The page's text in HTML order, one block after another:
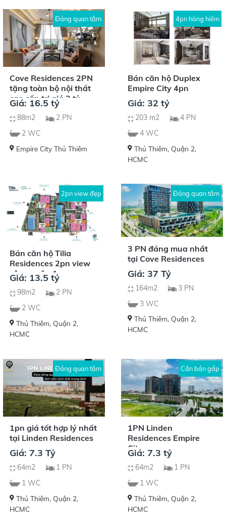
Đáng quan tâm
Cove Residences 2PN
tặng toàn bộ nội thất
cao cấp trị giá 2 tỷ
Giá: 16.5 tỷ
88m2
2 PN
2 WC
Empire City Thủ Thiêm
4pn hàng hiếm
Bán căn hộ Duplex
Empire City 4pn
Giá: 32 tỷ
203 m2
4 PN
4 WC
Thủ Thiêm, Quận 2,
HCMC
2pn view đẹp
Bán căn hộ Tilia
Residences 2pn view
sông quận 1
Giá: 13.5 tỷ
98m2
2 PN
2 WC
Thủ Thiêm, Quận 2,
HCMC
Đáng quan tâm
3 PN đáng mua nhất
tại Cove Residences
Giá: 37 Tỷ
164m2
3 PN
3 WC
Thủ Thiêm, Quận 2,
HCMC
Đáng quan tâm
1pn giá tốt hợp lý nhất
tại Linden Residences
Giá: 7.3 Tỷ
64m2
1 PN
1 WC
Thủ Thiêm, Quận 2,
HCMC
Cần bán gấp
1PN Linden
Residences Empire
City
Giá: 7.3 tỷ
64m2
1 PN
1 WC
Thủ Thiêm, Quận 2,
HCMC